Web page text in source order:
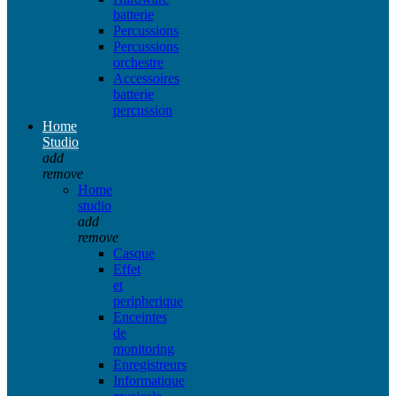
batterie
Percussions
Percussions
orchestre
Accessoires
batterie
percussion
Home
Studio
add
remove
Home
studio
add
remove
Casque
Effet
et
peripherique
Enceintes
de
monitoring
Enregistreurs
Informatique